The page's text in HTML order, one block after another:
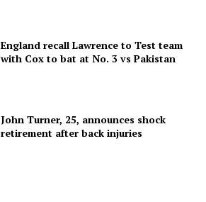
England recall Lawrence to Test team
with Cox to bat at No. 3 vs Pakistan
John Turner, 25, announces shock
retirement after back injuries